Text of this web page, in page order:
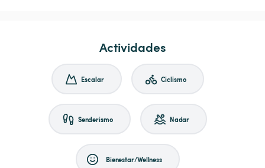
Actividades
Escalar Ciclismo
Senderismo Nadar
Bienestar/Wellness